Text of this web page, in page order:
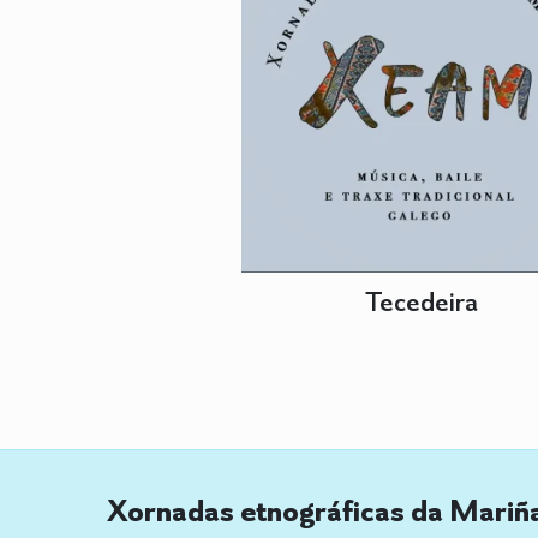
Tecedeira
Xornadas etnográficas da